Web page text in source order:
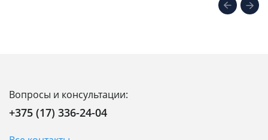
Вопросы и консультации:
+375 (17) 336-24-04